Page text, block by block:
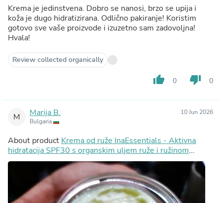
Krema je jedinstvena. Dobro se nanosi, brzo se upija i
koža je dugo hidratizirana. Odlično pakiranje! Koristim
gotovo sve vaše proizvode i izuzetno sam zadovoljna!
Hvala!
Review collected organically
thumb_up 0 thumb_down 0
M Marija B.
Bulgaria
10 Jun 2026
About product Krema od ruže InaEssentials - Aktivna
hidratacija SPF30 s organskim uljem ruže i ružinom
vodom, 2ml